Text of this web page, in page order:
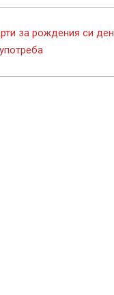
за рождения си ден